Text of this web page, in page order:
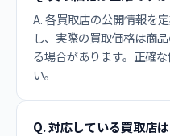
A. 各買取店の公開情報を
し、実際の買取価格は商
る場合があります。正確
い。
Q. 対応している買取店